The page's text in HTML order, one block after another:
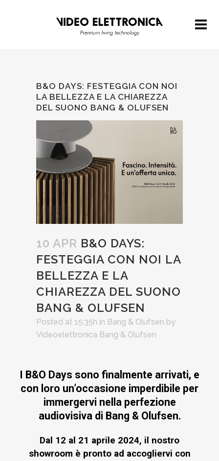
B&O DAYS: FESTEGGIA CON NOI
LA BELLEZZA E LA CHIAREZZA
DEL SUONO BANG & OLUFSEN
10 APR B&O DAYS:
FESTEGGIA CON NOI LA
BELLEZZA E LA
CHIAREZZA DEL SUONO
BANG & OLUFSEN
Posted at 15:35h in Bang & Olufsen by
Videoelettronica Bang & Olufsen
I B&O Days sono finalmente arrivati, e
con loro un’occasione imperdibile per
immergervi nella perfezione
audiovisiva di Bang & Olufsen.
Dal 12 al 21 aprile 2024, il nostro
showroom è pronto ad accogliervi con